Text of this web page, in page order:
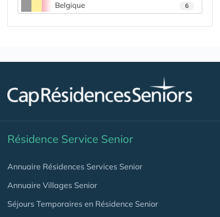
Belgique 6
Résidence Service Senior
Annuaire Résidences Services Senior
Annuaire Villages Senior
Séjours Temporaires en Résidence Senior